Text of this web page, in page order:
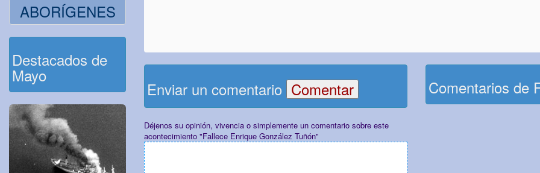
ABORÍGENES
Destacados de
Mayo
Enviar un comentario
Déjenos su opinión, vivencia o simplemente un comentario sobre este
acontecimiento "Fallece Enrique González Tuñón"
Comentarios de